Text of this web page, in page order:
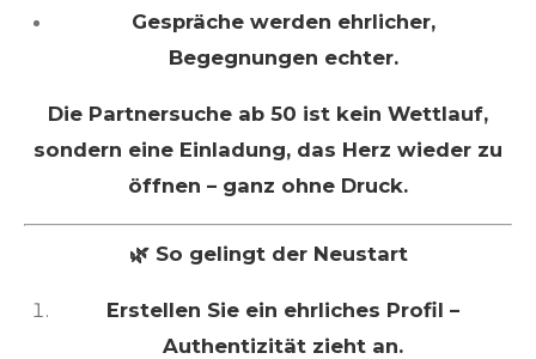
Gespräche werden ehrlicher,
Begegnungen echter.
Die Partnersuche ab 50 ist kein Wettlauf,
sondern eine Einladung, das Herz wieder zu
öffnen – ganz ohne Druck.
🌿 So gelingt der Neustart
Erstellen Sie ein ehrliches Profil –
Authentizität zieht an.